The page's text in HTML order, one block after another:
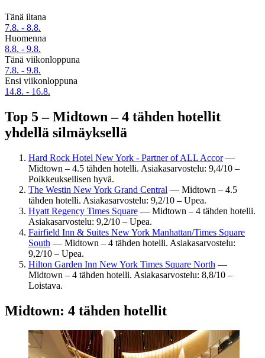
Tänä iltana
7.8. - 8.8.
Huomenna
8.8. - 9.8.
Tänä viikonloppuna
7.8. - 9.8.
Ensi viikonloppuna
14.8. - 16.8.
Top 5 – Midtown – 4 tähden hotellit
yhdellä silmäyksellä
Hard Rock Hotel New York - Partner of ALL Accor—
Midtown – 4.5 tähden hotelli. Asiakasarvostelu: 9,4/10 –
Poikkeuksellisen hyvä.
The Westin New York Grand Central — Midtown – 4.5
tähden hotelli. Asiakasarvostelu: 9,2/10 – Upea.
Hyatt Regency Times Square — Midtown – 4 tähden hotelli.
Asiakasarvostelu: 9,2/10 – Upea.
Fairfield Inn & Suites New York Manhattan/Times Square
South — Midtown – 4 tähden hotelli. Asiakasarvostelu:
9,2/10 – Upea.
Hilton Garden Inn New York Times Square North —
Midtown – 4 tähden hotelli. Asiakasarvostelu: 8,8/10 –
Loistava.
Midtown: 4 tähden hotellit